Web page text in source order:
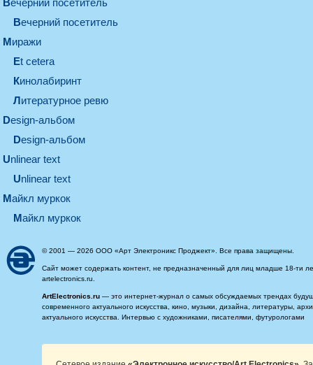
вечерний посетитель
вечерний посетитель
миражи
et cetera
кинолабиринт
литературное ревю
design-альбом
design-альбом
unlinear text
Unlinear text
майкл муркок
майкл муркок
© 2001 — 2026 ООО «Арт Электроникс Проджект». Все права защищены.
Сайт может содержать контент, не предназначенный для лиц младше 18-ти
artelectronics.ru.
ArtElectronics.ru — это интернет-журнал о самых обсуждаемых трендах
современного актуального искусства, кино, музыки, дизайна, литературы,
актуального искусства. Интервью с художниками, писателями, футурологами